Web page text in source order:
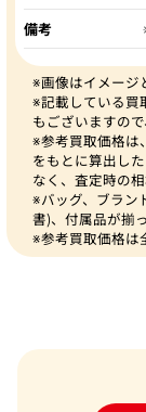
備考
※画像はイメージ
※記載している買
もございますの
※参考買取価格は
をもとに算出し
なく、査定時の
※バッグ、ブラン
書)、付属品が揃
※参考買取価格は